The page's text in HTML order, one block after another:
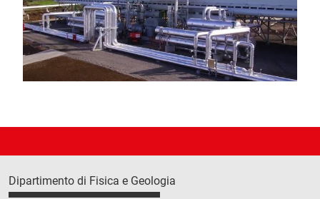
Dipartimento di Fisica e Geologia